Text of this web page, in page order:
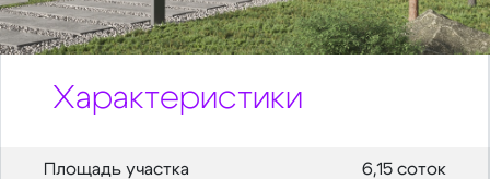
Характеристики
Площадь участка 6,15 соток